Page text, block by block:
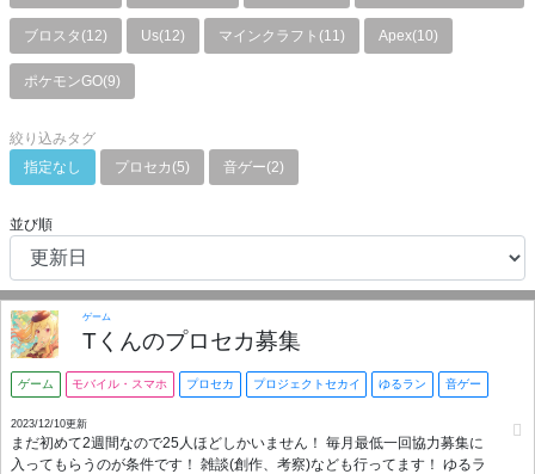
ブロスタ(12) Us(12) マインクラフト(11) Apex(10)
ポケモンGO(9)
絞り込みタグ
指定なし
プロセカ(5) 音ゲー(2)
並び順
ゲーム
Tくんのプロセカ募集
ゲーム モバイル・スマホ プロセカ プロジェクトセカイ ゆるラン 音ゲー
2023/12/10更新
まだ初めて2週間なので25人ほどしかいません！ 毎月最低一回協力募集に
入ってもらうのが条件です！ 雑談(創作、考察)なども行ってます！ ゆるラ